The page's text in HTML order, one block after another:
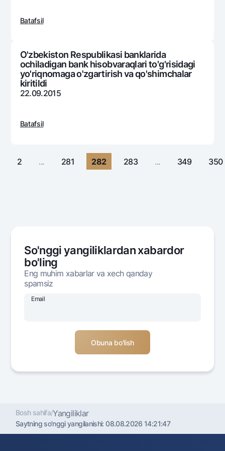
Hamma uchun USD uchun
Oltin omonat
NBU’dan oltin quymalar
Kumush omonat
UzCard/HUMO
Mastercard
Ish haqi
Garmin pay
Eskrou hisobvarag‘i
Aksiyalar
Milliy mobil ilovasi
Shaxsiy ma'lumotlarni qayta ishlashga rozilik berish
Bizni ijtimoiy tarmoqlarda kuzatib boring
Aloqa markazi
Batafsil
O'zbekiston Respublikasi banklarida
ochiladigan bank hisobvaraqlari to'g'risidagi
yo'riqnomaga o'zgartirish va qo'shimchalar
kiritildi
22.09.2015
Batafsil
2 ... 281 282 283 ... 349 350
So'nggi yangiliklardan xabardor
bo'ling
Eng muhim xabarlar va xech qanday
spamsiz
Email
Bosh sahifa/Yangiliklar
Saytning so'nggi yangilanishi:08.08.2026 14:21:47